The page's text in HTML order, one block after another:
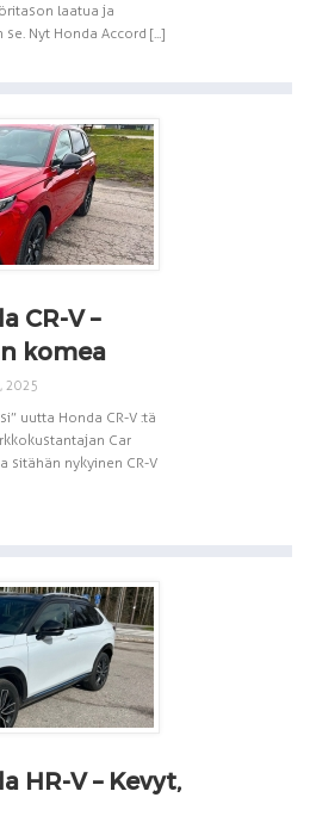
laatua ja
Nyt Honda Accord [...]
CR-V –
komea
2025
uutta Honda CR-V :tä
Car
sitähän nykyinen CR-V
HR-V – Kevyt,